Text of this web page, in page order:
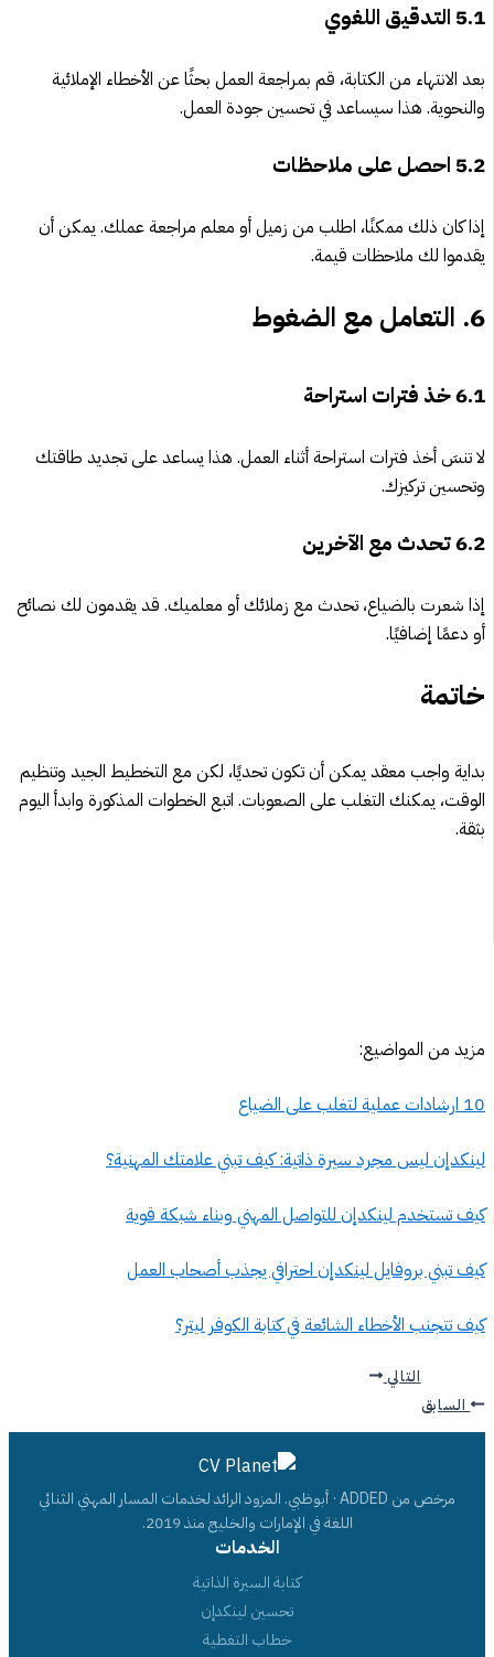
5.1 التدقيق اللغوي
بعد الانتهاء من الكتابة، قم بمراجعة العمل بحثًا عن الأخطاء الإملائية
والنحوية. هذا سيساعد في تحسين جودة العمل.
5.2 احصل على ملاحظات
إذا كان ذلك ممكنًا، اطلب من زميل أو معلم مراجعة عملك. يمكن أن
يقدموا لك ملاحظات قيمة.
6. التعامل مع الضغوط
6.1خذ فترات استراحة
لا تنسَ أخذ فترات استراحة أثناء العمل. هذا يساعد على تجديد طاقتك
وتحسين تركيزك.
6.2تحدث مع الآخرين
إذا شعرت بالضياع، تحدث مع زملائك أو معلميك. قد يقدمون لك نصائح
أو دعمًا إضافيًا.
خاتمة
بداية واجب معقد يمكن أن تكون تحديًا، لكن مع التخطيط الجيد وتنظيم
الوقت، يمكنك التغلب على الصعوبات. اتبع الخطوات المذكورة وابدأ اليوم
بثقة.
مزيد من المواضيع:
10 ارشادات عملية لتغلب على الضياع
لينكدإن ليس مجرد سيرة ذاتية: كيف تبني علامتك المهنية؟
كيف تستخدم لينكدإن للتواصل المهني وبناء شبكة قوية
كيف تبني بروفايل لينكدإن احترافي يجذب أصحاب العمل
كيف تتجنب الأخطاء الشائعة في كتابة الكوفر ليتر؟
السابق
التالي
مرخص من ADDED · أبوظبي. المزود الرائد لخدمات المسار المهني الثنائي
اللغة في الإمارات والخليج منذ 2019.
الخدمات
كتابة السيرة الذاتية
تحسين لينكدإن
خطاب التغطية